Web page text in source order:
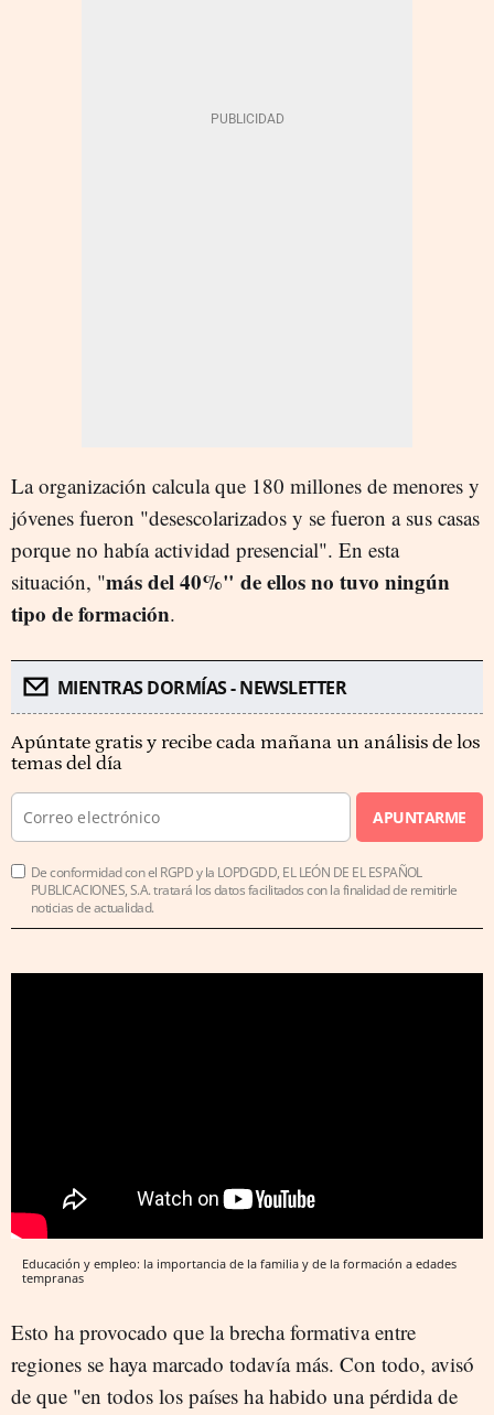
La organización calcula que 180 millones de menores y
jóvenes fueron "desescolarizados y se fueron a sus casas
porque no había actividad presencial". En esta
situación, "más del 40%" de ellos no tuvo ningún
tipo de formación.
MIENTRAS DORMÍAS - NEWSLETTER
Apúntate gratis y recibe cada mañana un análisis de los
temas del día
APUNTARME
De conformidad con el RGPD y la LOPDGDD, EL LEÓN DE EL ESPAÑOL
PUBLICACIONES, S.A. tratará los datos facilitados con la finalidad de remitirle
noticias de actualidad.
Educación y empleo: la importancia de la familia y de la formación a edades
tempranas
Esto ha provocado que la brecha formativa entre
regiones se haya marcado todavía más. Con todo, avisó
de que "en todos los países ha habido una pérdida de